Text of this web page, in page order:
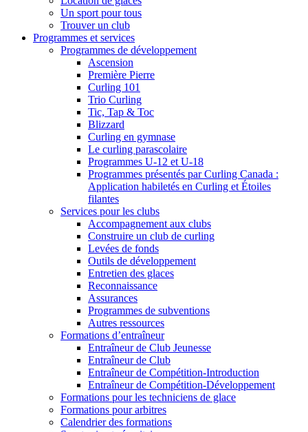
Un sport pour tous
Trouver un club
Programmes et services
Programmes de développement
Ascension
Première Pierre
Curling 101
Trio Curling
Tic, Tap & Toc
Blizzard
Curling en gymnase
Le curling parascolaire
Programmes U-12 et U-18
Programmes présentés par Curling Canada :
Application habiletés en Curling et Étoiles
filantes
Services pour les clubs
Accompagnement aux clubs
Construire un club de curling
Levées de fonds
Outils de développement
Entretien des glaces
Reconnaissance
Assurances
Programmes de subventions
Autres ressources
Formations d’entraîneur
Entraîneur de Club Jeunesse
Entraîneur de Club
Entraîneur de Compétition-Introduction
Entraîneur de Compétition-Développement
Formations pour les techniciens de glace
Formations pour arbitres
Calendrier des formations